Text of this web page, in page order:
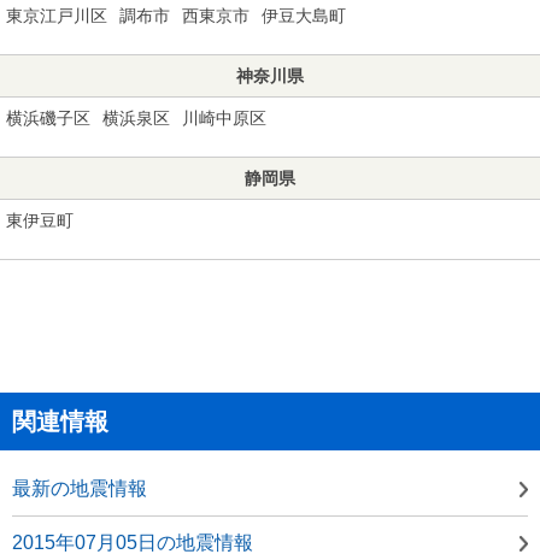
東京江戸川区
調布市 西東京市 伊豆大島町
神奈川県
横浜磯子区 横浜泉区 川崎中原区
静岡県
東伊豆町
関連情報
最新の地震情報
2015年07月05日の地震情報